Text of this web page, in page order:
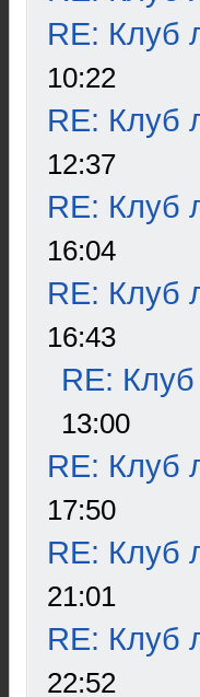
RE: Клуб
10:22
RE: Клуб
12:37
RE: Клуб
16:04
RE: Клуб
16:43
RE:
13:00
RE: Клуб
17:50
RE: Клуб
21:01
RE: Клуб
22:52